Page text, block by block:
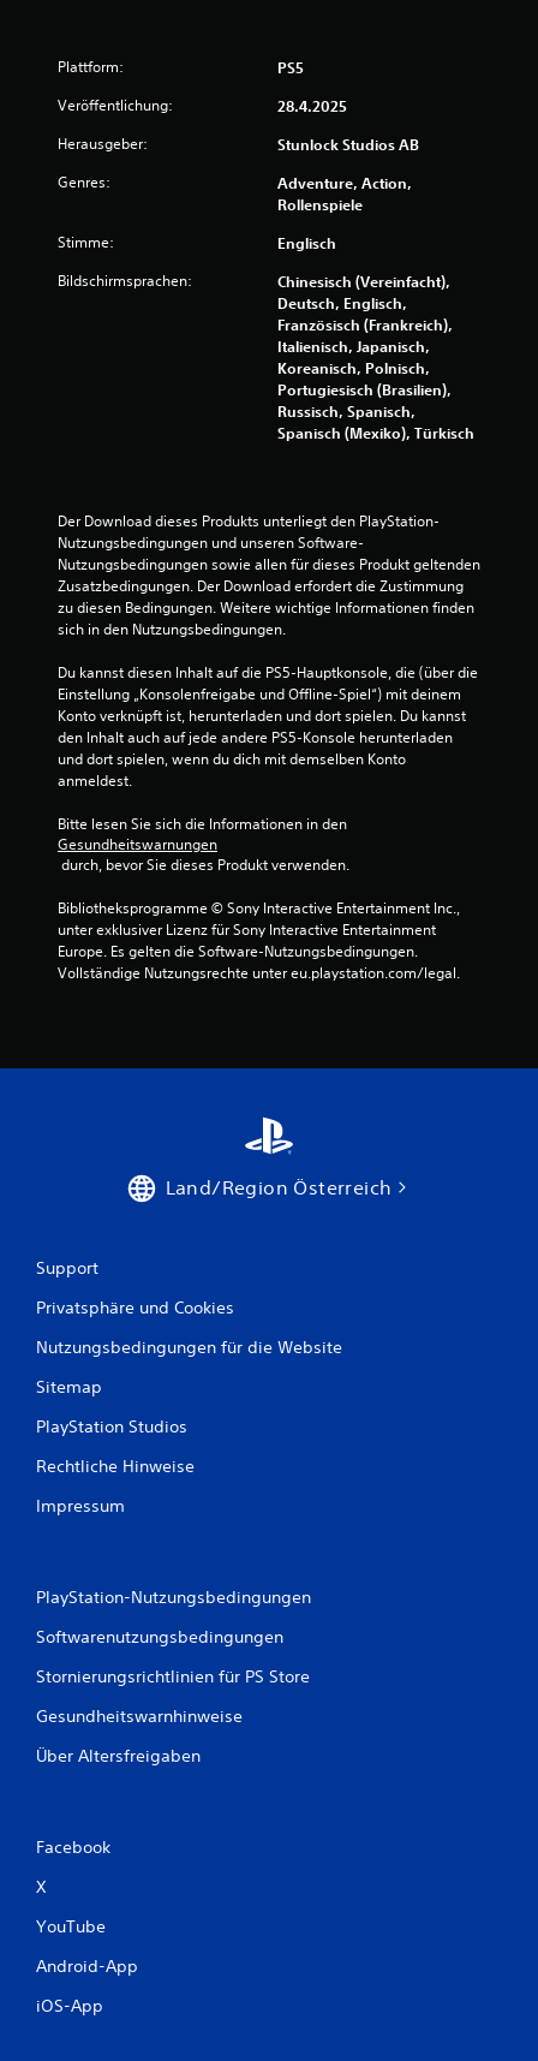
v
o
n
5
S
t
e
n
e
s
Plattform: PS5
Veröffentlichung: 28.4.2025
Herausgeber: Stunlock Studios AB
Genres:
Adventure, Action,
Rollenspiele
Stimme: Englisch
Bildschirmsprachen:
Chinesisch (Vereinfacht),
Deutsch, Englisch,
Französisch (Frankreich),
Italienisch, Japanisch,
Koreanisch, Polnisch,
Portugiesisch (Brasilien),
Russisch, Spanisch,
Spanisch (Mexiko), Türkisch
Der Download dieses Produkts unterliegt den PlayStation-
Nutzungsbedingungen und unseren Software-
Nutzungsbedingungen sowie allen für dieses Produkt geltenden
Zusatzbedingungen. Der Download erfordert die Zustimmung
zu diesen Bedingungen. Weitere wichtige Informationen finden
sich in den Nutzungsbedingungen.
Du kannst diesen Inhalt auf die PS5-Hauptkonsole, die (über die
Einstellung „Konsolenfreigabe und Offline-Spiel“) mit deinem
Konto verknüpft ist, herunterladen und dort spielen. Du kannst
den Inhalt auch auf jede andere PS5-Konsole herunterladen
und dort spielen, wenn du dich mit demselben Konto
anmeldest.
Bitte lesen Sie sich die Informationen in den
Gesundheitswarnungen
durch, bevor Sie dieses Produkt verwenden.
Bibliotheksprogramme © Sony Interactive Entertainment Inc.,
unter exklusiver Lizenz für Sony Interactive Entertainment
Europe. Es gelten die Software-Nutzungsbedingungen.
Vollständige Nutzungsrechte unter eu.playstation.com/legal.
Land/Region Österreich
Support
Privatsphäre und Cookies
Nutzungsbedingungen für die Website
Sitemap
PlayStation Studios
Rechtliche Hinweise
Impressum
PlayStation-Nutzungsbedingungen
Softwarenutzungsbedingungen
Stornierungsrichtlinien für PS Store
Gesundheitswarnhinweise
Über Altersfreigaben
Facebook
X
YouTube
Android-App
iOS-App